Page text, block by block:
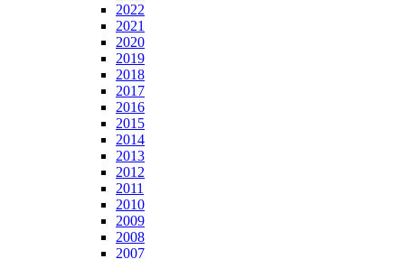
2022
2021
2020
2019
2018
2017
2016
2015
2014
2013
2012
2011
2010
2009
2008
2007